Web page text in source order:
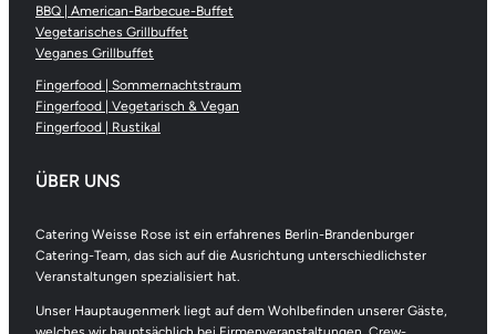
BBQ | American-Barbecue-Buffet
Vegetarisches Grillbuffet
Veganes Grillbuffet
Fingerfood | Sommernachtstraum
Fingerfood | Vegetarisch & Vegan
Fingerfood | Rustikal
ÜBER UNS
Catering Weisse Rose ist ein erfahrenes Berlin-Brandenburger
Catering-Team, das sich auf die Ausrichtung unterschiedlichster
Veranstaltungen spezialisiert hat.
Unser Hauptaugenmerk liegt auf dem Wohlbefinden unserer Gäste,